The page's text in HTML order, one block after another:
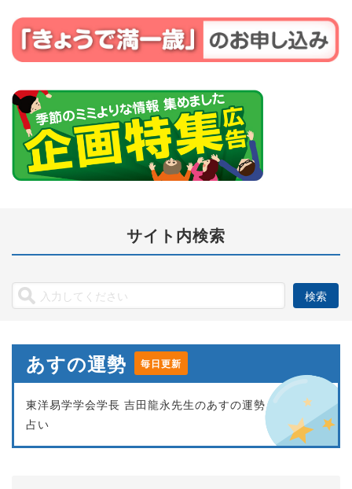
サイト内検索
あすの運勢 毎日更新
東洋易学学会学長 吉田龍永先生のあすの運勢
占い